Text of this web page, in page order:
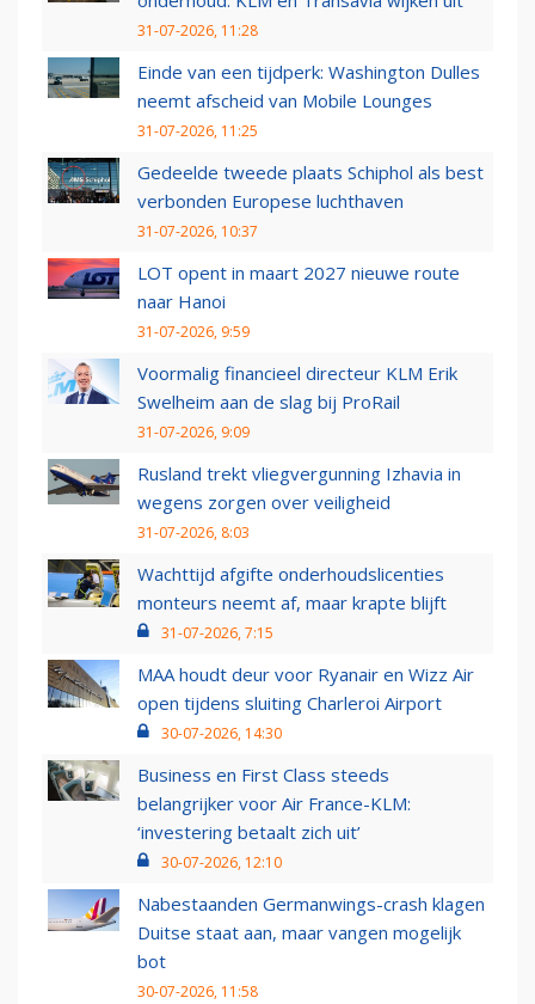
31-07-2026, 11:28
Einde van een tijdperk: Washington Dulles
neemt afscheid van Mobile Lounges
31-07-2026, 11:25
Gedeelde tweede plaats Schiphol als best
verbonden Europese luchthaven
31-07-2026, 10:37
LOT opent in maart 2027 nieuwe route
naar Hanoi
31-07-2026, 9:59
Voormalig financieel directeur KLM Erik
Swelheim aan de slag bij ProRail
31-07-2026, 9:09
Rusland trekt vliegvergunning Izhavia in
wegens zorgen over veiligheid
31-07-2026, 8:03
Wachttijd afgifte onderhoudslicenties
monteurs neemt af, maar krapte blijft
31-07-2026, 7:15
MAA houdt deur voor Ryanair en Wizz Air
open tijdens sluiting Charleroi Airport
30-07-2026, 14:30
Business en First Class steeds
belangrijker voor Air France-KLM:
‘investering betaalt zich uit’
30-07-2026, 12:10
Nabestaanden Germanwings-crash klagen
Duitse staat aan, maar vangen mogelijk
bot
30-07-2026, 11:58